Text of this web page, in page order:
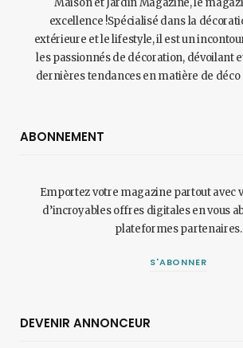
excellence !Spécialisé dans la
extérieure et le lifestyle, il est un
les passionnés de décoration, dévoilant
dernières tendances en matière de déco
ABONNEMENT
Emportez votre magazine partout avec
d’incroyables offres digitales en vous
plateformes partenaires.
S'ABONNER
DEVENIR ANNONCEUR